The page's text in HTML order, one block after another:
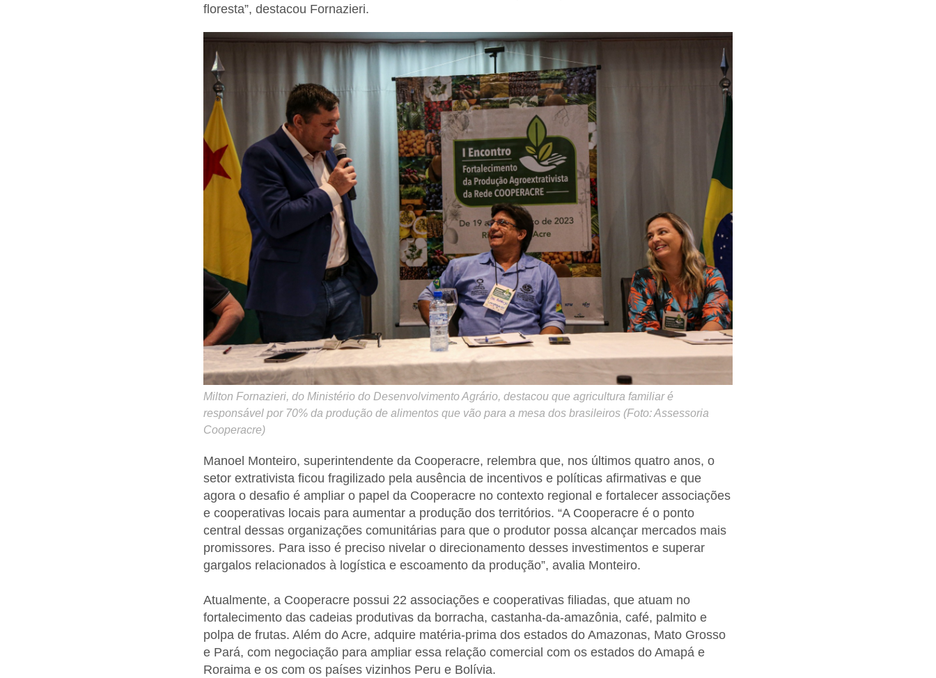
floresta”, destacou Fornazieri.
Milton Fornazieri, do Ministério do Desenvolvimento Agrário, destacou que agricultura familiar é
responsável por 70% da produção de alimentos que vão para a mesa dos brasileiros (Foto: Assessoria
Cooperacre)
Manoel Monteiro, superintendente da Cooperacre, relembra que, nos últimos quatro anos, o
setor extrativista ficou fragilizado pela ausência de incentivos e políticas afirmativas e que
agora o desafio é ampliar o papel da Cooperacre no contexto regional e fortalecer associações
e cooperativas locais para aumentar a produção dos territórios. “A Cooperacre é o ponto
central dessas organizações comunitárias para que o produtor possa alcançar mercados mais
promissores. Para isso é preciso nivelar o direcionamento desses investimentos e superar
gargalos relacionados à logística e escoamento da produção”, avalia Monteiro.
Atualmente, a Cooperacre possui 22 associações e cooperativas filiadas, que atuam no
fortalecimento das cadeias produtivas da borracha, castanha-da-amazônia, café, palmito e
polpa de frutas. Além do Acre, adquire matéria-prima dos estados do Amazonas, Mato Grosso
e Pará, com negociação para ampliar essa relação comercial com os estados do Amapá e
Roraima e os com os países vizinhos Peru e Bolívia.